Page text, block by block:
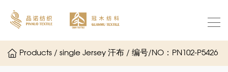
Products / single Jersey 汗布 / 编号/NO：PN102-P5426